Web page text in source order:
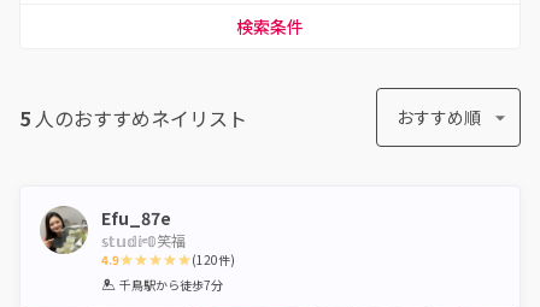
検索条件
5 人のおすすめネイリスト おすすめ順
Efu_87e
𝕤𝕥𝕦𝕕𝕚ᵉ𝟘笑福
4.9
1 2 3 4 5
(120件)
千鳥駅から徒歩7分